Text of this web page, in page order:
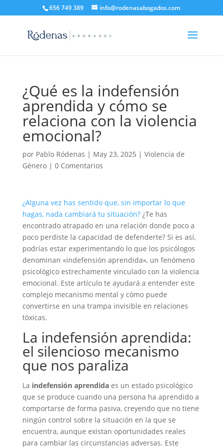
656 749 389 info@rodenasabogados.com
¿Qué es la indefensión
aprendida y cómo se
relaciona con la violencia
emocional?
por Pablo Ródenas | May 23, 2025 | Violencia de
Género| 0 Comentarios
¿Alguna vez has sentido que, sin importar lo que
hagas, nada cambiará tu situación?¿Te has
encontrado atrapado en una relación donde poco a
poco perdiste la capacidad de defenderte? Si es así,
podrías estar experimentando lo que los psicólogos
denominan «indefensión aprendida», un fenómeno
psicológico estrechamente vinculado con la violencia
emocional. Este artículo te ayudará a entender este
complejo mecanismo mental y cómo puede
convertirse en una trampa invisible en relaciones
tóxicas.
La indefensión aprendida:
el silencioso mecanismo
que nos paraliza
La indefensión aprendidaes un estado psicológico
que se produce cuando una persona ha aprendido a
comportarse de forma pasiva, creyendo que no tiene
ningún control sobre la situación en la que se
encuentra, aunque existan oportunidades reales
para cambiar las circunstancias adversas. Este